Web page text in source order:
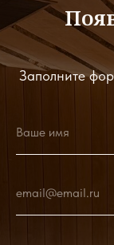
Заполните
Ваше имя
email@email.ru